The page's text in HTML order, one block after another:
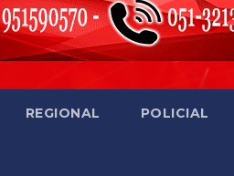
REGIONAL POLICIAL